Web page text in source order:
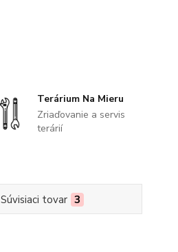
Terárium Na Mieru
Zriaďovanie a servis
terárií
Súvisiaci tovar 3